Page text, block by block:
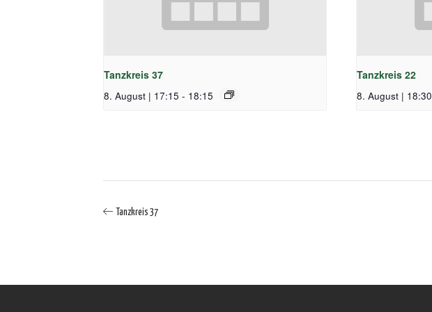
Tanzkreis 37
8. August | 17:15 - 18:15
Tanzkreis 22
8. August | 18:30
Tanzkreis 37